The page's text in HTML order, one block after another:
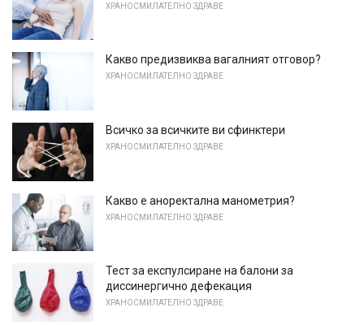
ХРАНОСМИЛАТЕЛНО ЗДРАВЕ
Какво предизвиква вагалният отговор?
ХРАНОСМИЛАТЕЛНО ЗДРАВЕ
Всичко за всичките ви сфинктери
ХРАНОСМИЛАТЕЛНО ЗДРАВЕ
Какво е аноректална манометрия?
ХРАНОСМИЛАТЕЛНО ЗДРАВЕ
Тест за експулсиране на балони за
диссинергично дефекация
ХРАНОСМИЛАТЕЛНО ЗДРАВЕ